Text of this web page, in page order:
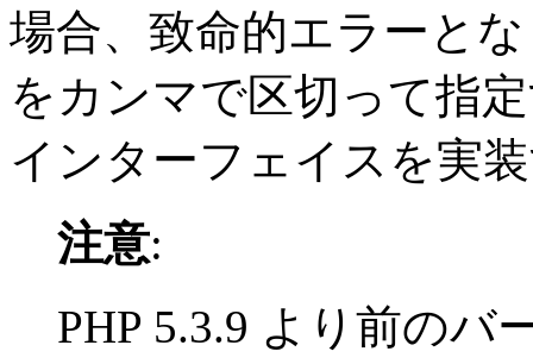
場合、致命的エラーと
をカンマで区切って指
インターフェイスを実
注意:
PHP 5.3.9 より前のバ